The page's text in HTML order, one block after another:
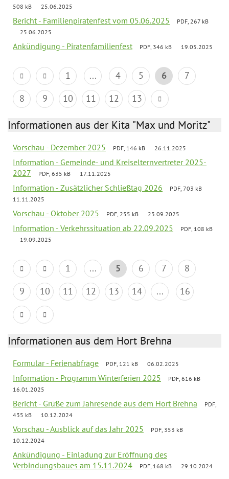
508 kB 25.06.2025
Bericht - Familienpiratenfest vom 05.06.2025
PDF, 267 kB
25.06.2025
Ankündigung - Piratenfamilienfest PDF, 346 kB 19.05.2025
1 ... 4 5 6
7
8
9 10 11 12 13
Informationen aus der Kita "Max und Moritz"
Vorschau - Dezember 2025 PDF, 146 kB 26.11.2025
Information - Gemeinde- und Kreiselternvertreter 2025-
2027
PDF, 635 kB 17.11.2025
Information - Zusätzlicher Schließtag 2026
PDF, 703 kB
11.11.2025
Vorschau - Oktober 2025 PDF, 255 kB 23.09.2025
Information - Verkehrssituation ab 22.09.2025
PDF, 108 kB
19.09.2025
1 ... 5 6 7
8
9
10 11 12 13 14 ... 16
Informationen aus dem Hort Brehna
Formular - Ferienabfrage PDF, 121 kB 06.02.2025
Information - Programm Winterferien 2025
PDF, 616 kB
16.01.2025
Bericht - Grüße zum Jahresende aus dem Hort Brehna
PDF,
435 kB
10.12.2024
Vorschau - Ausblick auf das Jahr 2025
PDF, 353 kB
10.12.2024
Ankündigung - Einladung zur Eröffnung des
Verbindungsbaues am 15.11.2024
PDF, 168 kB 29.10.2024